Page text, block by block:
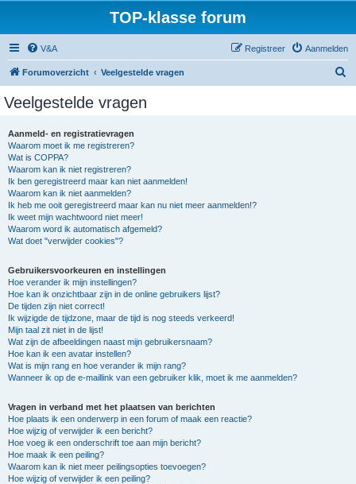
TOP-klasse forum
V&A Aanmelden
Registreer
Forumoverzicht Veelgestelde vragen
Veelgestelde vragen
Aanmeld- en registratievragen
Waarom moet ik me registreren?
Wat is COPPA?
Waarom kan ik niet registreren?
Ik ben geregistreerd maar kan niet aanmelden!
Waarom kan ik niet aanmelden?
Ik heb me ooit geregistreerd maar kan nu niet meer aanmelden!?
Ik weet mijn wachtwoord niet meer!
Waarom word ik automatisch afgemeld?
Wat doet "verwijder cookies"?
Gebruikersvoorkeuren en instellingen
Hoe verander ik mijn instellingen?
Hoe kan ik onzichtbaar zijn in de online gebruikers lijst?
De tijden zijn niet correct!
Ik wijzigde de tijdzone, maar de tijd is nog steeds verkeerd!
Mijn taal zit niet in de lijst!
Wat zijn de afbeeldingen naast mijn gebruikersnaam?
Hoe kan ik een avatar instellen?
Wat is mijn rang en hoe verander ik mijn rang?
Wanneer ik op de e-maillink van een gebruiker klik, moet ik me aanmelden?
Vragen in verband met het plaatsen van berichten
Hoe plaats ik een onderwerp in een forum of maak een reactie?
Hoe wijzig of verwijder ik een bericht?
Hoe voeg ik een onderschrift toe aan mijn bericht?
Hoe maak ik een peiling?
Waarom kan ik niet meer peilingsopties toevoegen?
Hoe wijzig of verwijder ik een peiling?